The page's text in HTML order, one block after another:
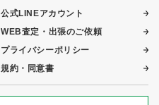
公式LINEアカウント
WEB査定・出張のご依頼
プライバシーポリシー
規約・同意書